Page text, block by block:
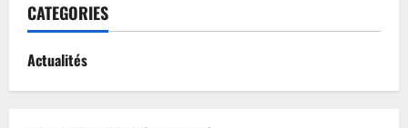
CATEGORIES
Actualités